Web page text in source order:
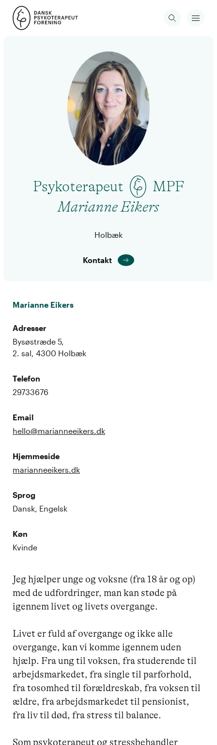
Psykoterapeut
MPF
Marianne Eikers
Holbæk
Kontakt
Marianne Eikers
Adresser
Bysøstræde 5,
2. sal, 4300 Holbæk
Telefon
29733676
Email
hello@marianneeikers.dk
Hjemmeside
marianneeikers.dk
Sprog
Dansk, Engelsk
Køn
Kvinde
Jeg hjælper unge og voksne (fra 18 år og op)
med de udfordringer, man kan støde på
igennem livet og livets overgange.
Livet er fuld af overgange og ikke alle
overgange, kan vi komme igennem uden
hjælp. Fra ung til voksen, fra studerende til
arbejdsmarkedet, fra single til parforhold,
fra tosomhed til forældreskab, fra voksen til
ældre, fra arbejdsmarkedet til pensionist,
fra liv til død, fra stress til balance.
Som psykoterapeut og stressbehandler